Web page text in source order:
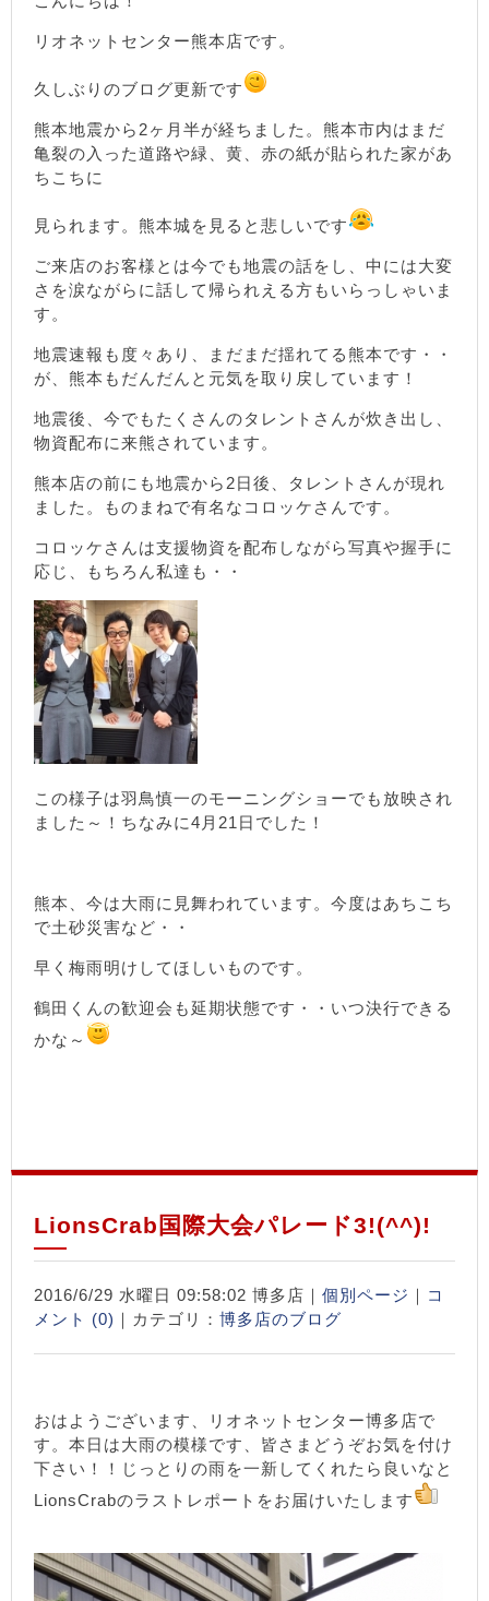
リオネットセンター熊本店です。
久しぶりのブログ更新です
熊本地震から2ヶ月半が経ちました。熊本市内はまだ
亀裂の入った道路や緑、黄、赤の紙が貼られた家があ
ちこちに
見られます。熊本城を見ると悲しいです
ご来店のお客様とは今でも地震の話をし、中には大変
さを涙ながらに話して帰られえる方もいらっしゃいま
す。
地震速報も度々あり、まだまだ揺れてる熊本です・・
が、熊本もだんだんと元気を取り戻しています！
地震後、今でもたくさんのタレントさんが炊き出し、
物資配布に来熊されています。
熊本店の前にも地震から2日後、タレントさんが現れ
ました。ものまねで有名なコロッケさんです。
コロッケさんは支援物資を配布しながら写真や握手に
応じ、もちろん私達も・・
この様子は羽鳥慎一のモーニングショーでも放映され
ました～！ちなみに4月21日でした！
熊本、今は大雨に見舞われています。今度はあちこち
で土砂災害など・・
早く梅雨明けしてほしいものです。
鶴田くんの歓迎会も延期状態です・・いつ決行できる
かな～
LionsCrab国際大会パレード3!(^^)!
2016/6/29 水曜日 09:58:02 博多店｜ 個別ページ ｜ コ
メント (0) ｜カテゴリ： 博多店のブログ
おはようございます、リオネットセンター博多店で
す。本日は大雨の模様です、皆さまどうぞお気を付け
下さい！！じっとりの雨を一新してくれたら良いなと
LionsCrabのラストレポートをお届けいたします